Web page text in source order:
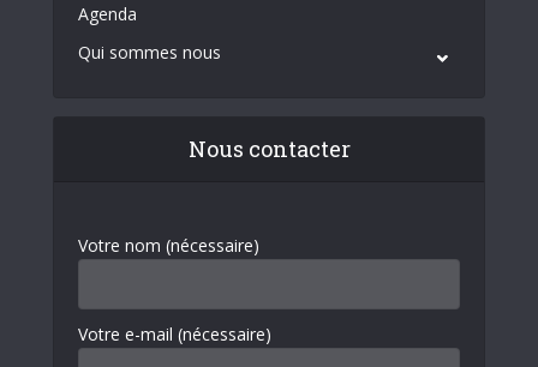
Agenda
Qui sommes nous
Nous contacter
Votre nom (nécessaire)
Votre e-mail (nécessaire)